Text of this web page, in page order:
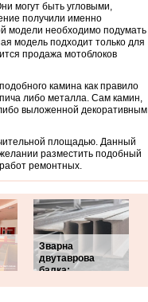
могут быть угловыми,
получили именно
модели необходимо подумать
модель подходит только для
продажа мотоблоков
камина как правило
либо металла. Сам камин,
выложенной декоративным
площадью. Данный
разместить подобный
ремонтных.
Зварна
двутаврова
балка: